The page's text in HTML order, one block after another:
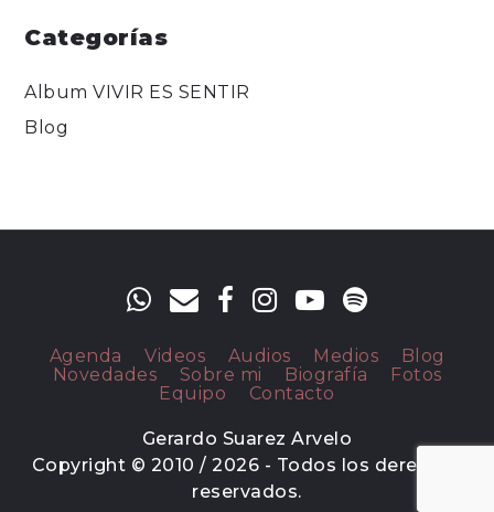
Categorías
Album VIVIR ES SENTIR
Blog
Agenda Videos Audios Medios
Blog
Novedades
Sobre mi Biografía
Fotos
Equipo
Contacto
Gerardo Suarez Arvelo
Copyright © 2010 / 2026 - Todos los derechos
reservados.